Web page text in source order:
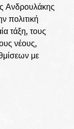
Ανδρουλάκης
πολιτική
τάξη, τους
νέους,
με